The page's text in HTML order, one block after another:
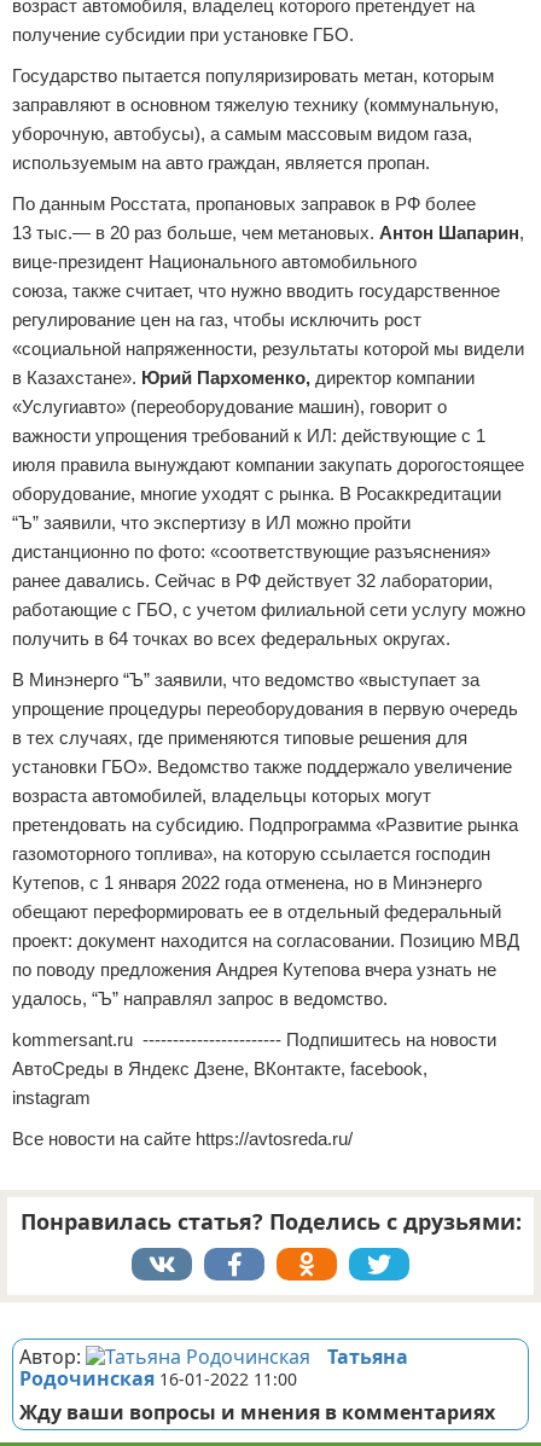
возраст автомобиля, владелец которого претендует на
получение субсидии при установке ГБО.
Государство пытается популяризировать метан, которым
заправляют в основном тяжелую технику (коммунальную,
уборочную, автобусы), а самым массовым видом газа,
используемым на авто граждан, является пропан.
По данным Росстата, пропановых заправок в РФ более
13 тыс.— в 20 раз больше, чем метановых. Антон Шапарин,
вице-президент Национального автомобильного
союза, также считает, что нужно вводить государственное
регулирование цен на газ, чтобы исключить рост
«социальной напряженности, результаты которой мы видели
в Казахстане». Юрий Пархоменко, директор компании
«Услугиавто» (переоборудование машин), говорит о
важности упрощения требований к ИЛ: действующие с 1
июля правила вынуждают компании закупать дорогостоящее
оборудование, многие уходят с рынка. В Росаккредитации
“Ъ” заявили, что экспертизу в ИЛ можно пройти
дистанционно по фото: «соответствующие разъяснения»
ранее давались. Сейчас в РФ действует 32 лаборатории,
работающие с ГБО, с учетом филиальной сети услугу можно
получить в 64 точках во всех федеральных округах.
В Минэнерго “Ъ” заявили, что ведомство «выступает за
упрощение процедуры переоборудования в первую очередь
в тех случаях, где применяются типовые решения для
установки ГБО». Ведомство также поддержало увеличение
возраста автомобилей, владельцы которых могут
претендовать на субсидию. Подпрограмма «Развитие рынка
газомоторного топлива», на которую ссылается господин
Кутепов, с 1 января 2022 года отменена, но в Минэнерго
обещают переформировать ее в отдельный федеральный
проект: документ находится на согласовании. Позицию МВД
по поводу предложения Андрея Кутепова вчера узнать не
удалось, “Ъ” направлял запрос в ведомство.
kommersant.ru ----------------------- Подпишитесь на новости
АвтоСреды в Яндекс Дзене, ВКонтакте, facebook,
instagram
Все новости на сайте https://avtosreda.ru/
Понравилась статья? Поделись с друзьями:
Автор:
Татьяна
Родочинская 16-01-2022 11:00
Жду ваши вопросы и мнения в комментариях